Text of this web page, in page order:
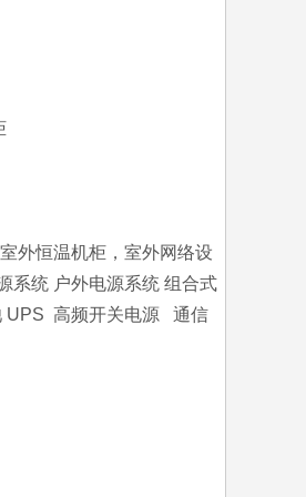
外恒温机柜，室外网络设
系统 户外电源系统 组合式
UPS 高频开关电源 通信